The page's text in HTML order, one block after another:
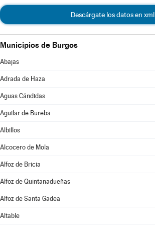
Descárgate los datos en xml
Municipios de Burgos
Abajas
Adrada de Haza
Aguas Cándidas
Aguilar de Bureba
Albillos
Alcocero de Mola
Alfoz de Bricia
Alfoz de Quintanadueñas
Alfoz de Santa Gadea
Altable